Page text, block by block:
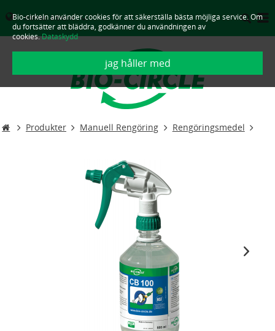
Bio-cirkeln använder cookies för att säkerställa bästa möjliga service. Om
du fortsätter att bläddra, godkänner du användningen av
cookies.Dataskydd
jag håller med
SVERIGE - SVENSKA
Produkter Manuell Rengöring Rengöringsmedel